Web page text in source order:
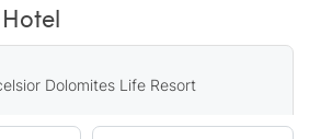
Dolomites Life Resort